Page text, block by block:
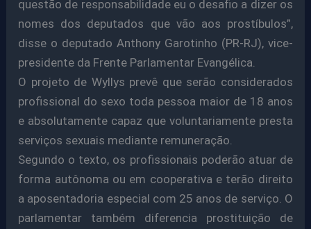
questão de responsabilidade eu o desafio a dizer os
nomes dos deputados que vão aos prostíbulos”,
disse o deputado Anthony Garotinho (PR-RJ), vice-
presidente da Frente Parlamentar Evangélica.
O projeto de Wyllys prevê que serão considerados
profissional do sexo toda pessoa maior de 18 anos
e absolutamente capaz que voluntariamente presta
serviços sexuais mediante remuneração.
Segundo o texto, os profissionais poderão atuar de
forma autônoma ou em cooperativa e terão direito
a aposentadoria especial com 25 anos de serviço. O
parlamentar também diferencia prostituição de